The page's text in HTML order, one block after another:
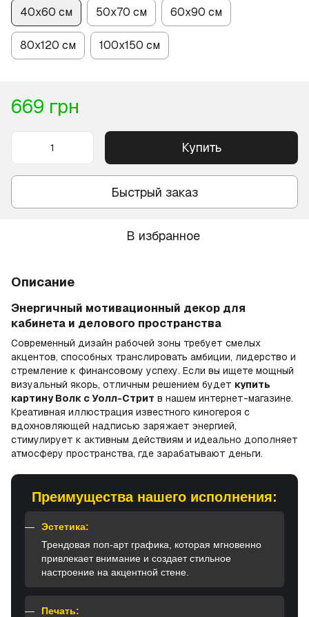
40х60 см 50х70 см 60х90 см
80х120 см 100х150 см
669 грн
Купить
Быстрый заказ
В избранное
Описание
Энергичный мотивационный декор для
кабинета и делового пространства
Современный дизайн рабочей зоны требует смелых
акцентов, способных транслировать амбиции, лидерство и
стремление к финансовому успеху. Если вы ищете мощный
визуальный якорь, отличным решением будет купить
картину Волк с Уолл-Стрит в нашем интернет-магазине.
Креативная иллюстрация известного киногероя с
вдохновляющей надписью заряжает энергией,
стимулирует к активным действиям и идеально дополняет
атмосферу пространства, где зарабатывают деньги.
Преимущества нашего исполнения:
Эстетика:
Трендовая поп-арт графика, которая мгновенно
привлекает внимание и создает стильное
настроение на акцентной стене.
Печать: